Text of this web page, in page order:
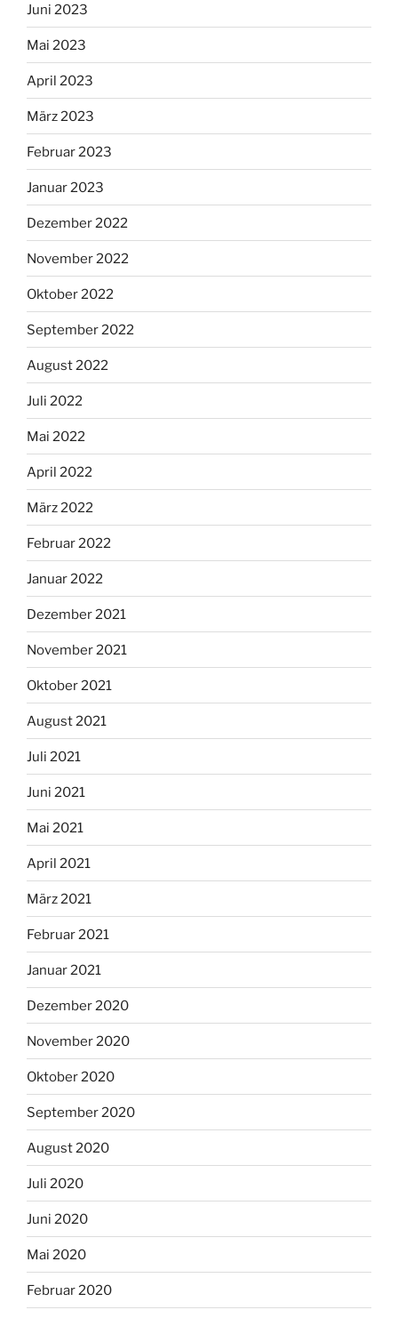
Juni 2023
Mai 2023
April 2023
März 2023
Februar 2023
Januar 2023
Dezember 2022
November 2022
Oktober 2022
September 2022
August 2022
Juli 2022
Mai 2022
April 2022
März 2022
Februar 2022
Januar 2022
Dezember 2021
November 2021
Oktober 2021
August 2021
Juli 2021
Juni 2021
Mai 2021
April 2021
März 2021
Februar 2021
Januar 2021
Dezember 2020
November 2020
Oktober 2020
September 2020
August 2020
Juli 2020
Juni 2020
Mai 2020
Februar 2020